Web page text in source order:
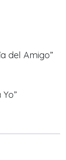
del Amigo”